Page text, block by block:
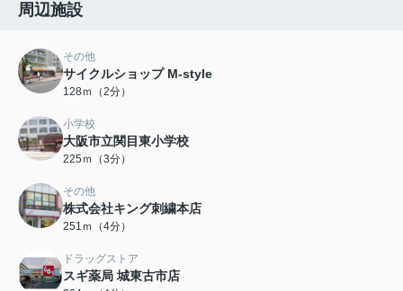
周辺施設
その他
サイクルショップ M-style
128ｍ（2分）
小学校
大阪市立関目東小学校
225ｍ（3分）
その他
株式会社キング刺繍本店
251ｍ（4分）
ドラッグストア
スギ薬局 城東古市店